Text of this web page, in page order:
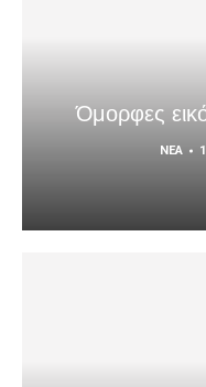
Όμορφες
ΝΈΑ